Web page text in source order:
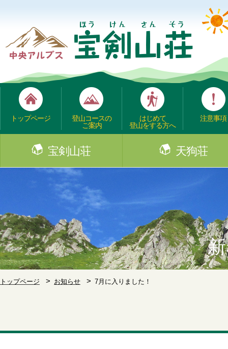
トップページ
登山コースの
ご案内
はじめて
登山をする方へ
注意事項
宝剣山荘 天狗荘
トップページ お知らせ 7月に入りました！